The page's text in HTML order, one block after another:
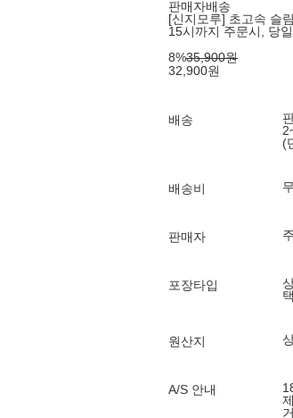
판매자배송
[신지모루] 초고속 슬
15시까지 주문시, 당
8%35,900원
32,900원
배송
(
배송비
판매자
포장타입
원산지
A/S 안내